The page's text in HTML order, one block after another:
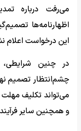
می‌رفت درباره
اظهارنامه‌ها
این درخواست اعلام
در چنین شرایطی،
چشم‌انتظار تصمیم
می‌تواند تکلیف
و همچنین سایر